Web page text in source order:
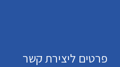
פרטים ליצירת קשר